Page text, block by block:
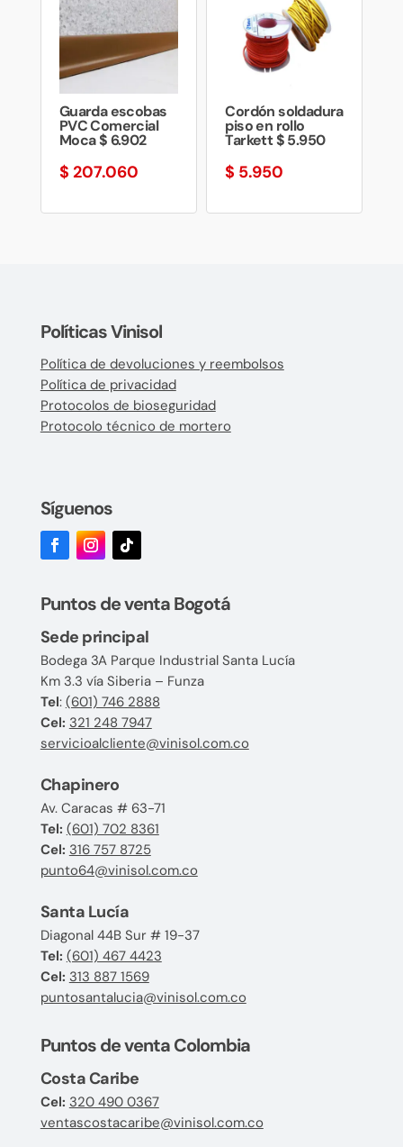
Guarda escobas
PVC Comercial
Moca $ 6.902
$ 207.060
Cordón soldadura
piso en rollo
Tarkett $ 5.950
$ 5.950
Políticas Vinisol
Política de devoluciones y reembolsos
Política de privacidad
Protocolos de bioseguridad
Protocolo técnico de mortero
Síguenos
Puntos de venta Bogotá
Sede principal
Bodega 3A Parque Industrial Santa Lucía
Km 3.3 vía Siberia – Funza
Tel: (601) 746 2888
Cel: 321 248 7947
servicioalcliente@vinisol.com.co
Chapinero
Av. Caracas # 63-71
Tel: (601) 702 8361
Cel: 316 757 8725
punto64@vinisol.com.co
Santa Lucía
Diagonal 44B Sur # 19-37
Tel: (601) 467 4423
Cel: 313 887 1569
puntosantalucia@vinisol.com.co
Puntos de venta Colombia
Costa Caribe
Cel: 320 490 0367
ventascostacaribe@vinisol.com.co